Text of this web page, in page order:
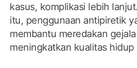
kasus, komplikasi lebih
itu, penggunaan antipiretik
membantu meredakan
meningkatkan kualitas hidup